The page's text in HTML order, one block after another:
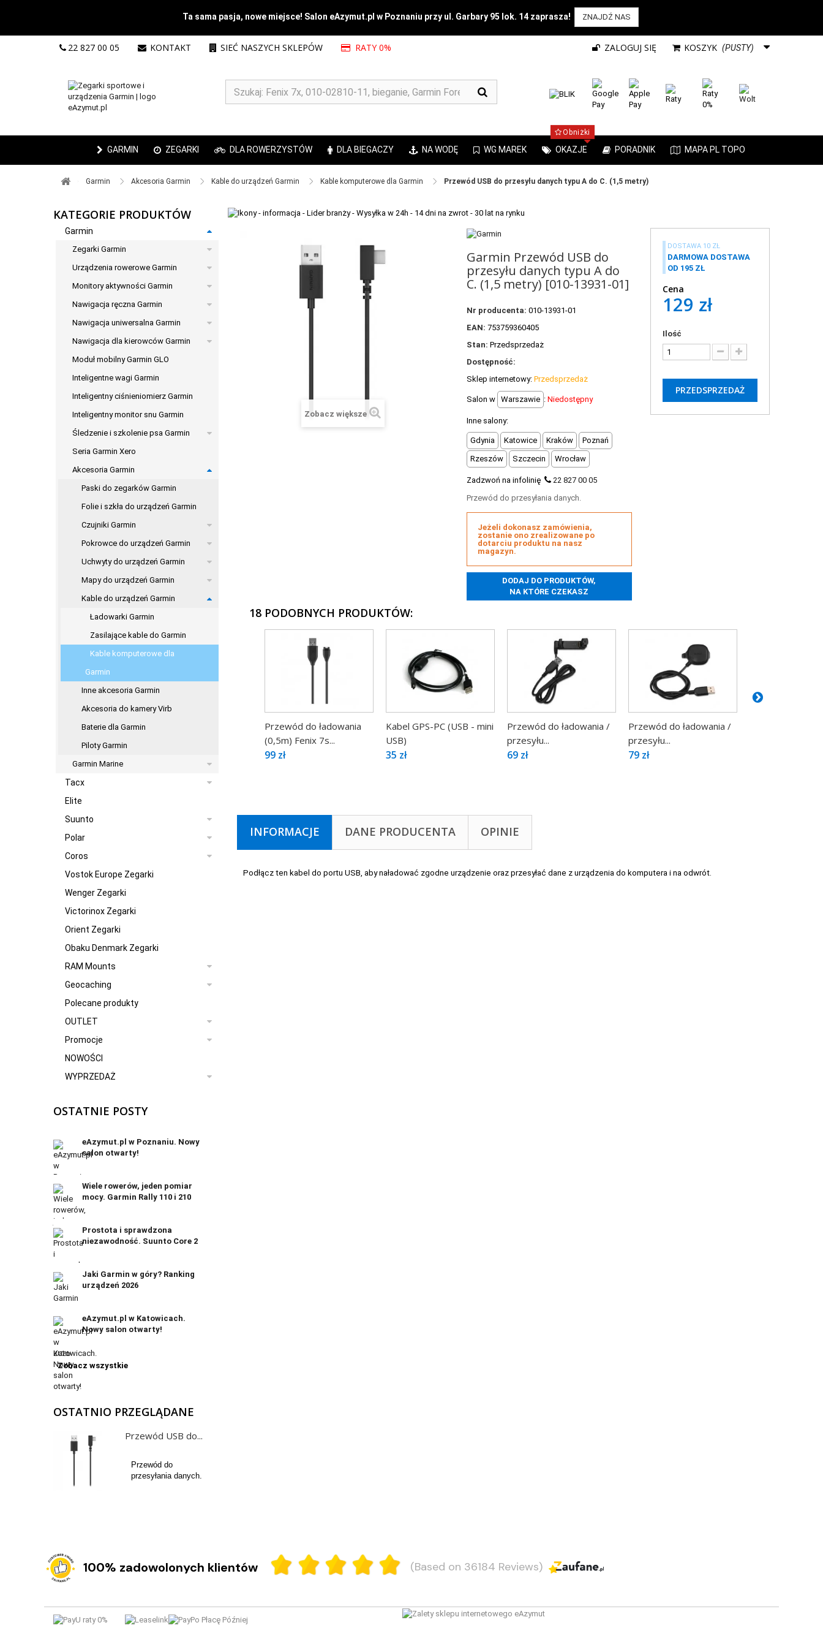
Ta sama pasja, nowe miejsce! Salon eAzymut.pl w Poznaniu przy ul. Garbary 95 lok. 14 zaprasza! ZNAJDŹ NAS
KOSZYK (PUSTY)
ZALOGUJ SIĘ
22 827 00 05 KONTAKT SIEĆ NASZYCH SKLEPÓW RATY 0%
GARMIN ZEGARKI DLA ROWERZYSTÓW DLA BIEGACZY NA WODĘ WG MAREK OKAZJE
Obniżki
PORADNIK MAPA PL TOPO
Garmin ​ Akcesoria Garmin ​ Kable do urządzeń Garmin ​ Kable komputerowe dla Garmin ​ Przewód USB do przesyłu danych typu A do C. (1,5 metry)
KATEGORIE PRODUKTÓW
Garmin
Zegarki Garmin
Urządzenia rowerowe Garmin
Monitory aktywności Garmin
Nawigacja ręczna Garmin
Nawigacja uniwersalna Garmin
Nawigacja dla kierowców Garmin
Moduł mobilny Garmin GLO
Inteligentne wagi Garmin
Inteligentny ciśnieniomierz Garmin
Inteligentny monitor snu Garmin
Śledzenie i szkolenie psa Garmin
Seria Garmin Xero
Akcesoria Garmin
Paski do zegarków Garmin
Folie i szkła do urządzeń Garmin
Czujniki Garmin
Pokrowce do urządzeń Garmin
Uchwyty do urządzeń Garmin
Mapy do urządzeń Garmin
Kable do urządzeń Garmin
Ładowarki Garmin
Zasilające kable do Garmin
Kable komputerowe dla
Garmin
Inne akcesoria Garmin
Akcesoria do kamery Virb
Baterie dla Garmin
Piloty Garmin
Garmin Marine
Tacx
Elite
Suunto
Polar
Coros
Vostok Europe Zegarki
Wenger Zegarki
Victorinox Zegarki
Orient Zegarki
Obaku Denmark Zegarki
RAM Mounts
Geocaching
Polecane produkty
OUTLET
Promocje
NOWOŚCI
WYPRZEDAŻ
OSTATNIE POSTY
eAzymut.pl w Poznaniu. Nowy
salon otwarty!
Wiele rowerów, jeden pomiar
mocy. Garmin Rally 110 i 210
Prostota i sprawdzona
niezawodność. Suunto Core 2
Jaki Garmin w góry? Ranking
urządzeń 2026
eAzymut.pl w Katowicach.
Nowy salon otwarty!
Zobacz wszystkie
OSTATNIO PRZEGLĄDANE
Przewód USB do...
Przewód do
przesyłania danych.
Zobacz większe
Garmin Przewód USB do
przesyłu danych typu A do
C. (1,5 metry) [010-13931-01]
Nr producenta: 010-13931-01
EAN: 753759360405
Stan: Przedsprzedaż
Dostępność:
Sklep internetowy: Przedsprzedaż
Salon w Warszawie : Niedostępny
Inne salony:
Gdynia Katowice Kraków
Poznań
Rzeszów
Szczecin Wrocław
Zadzwoń na infolinię
22 827 00 05
Przewód do przesyłania danych.
Jeżeli dokonasz zamówienia,
zostanie ono zrealizowane po
dotarciu produktu na nasz
magazyn.
DOSTAWA 10 ZŁ
DARMOWA DOSTAWA
OD 195 ZŁ
Cena
129 zł
Ilość
PRZEDSPRZEDAŻ
18 PODOBNYCH PRODUKTÓW:
Przewód do ładowania
(0,5m) Fenix 7s...
99 zł
Kabel GPS-PC (USB - mini
USB)
35 zł
Przewód do ładowania /
przesyłu...
69 zł
Przewód do ładowania /
przesyłu...
79 zł
INFORMACJE DANE PRODUCENTA OPINIE
Podłącz ten kabel do portu USB, aby naładować zgodne urządzenie oraz przesyłać dane z urządzenia do komputera i na odwrót.
100% zadowolonych klientów (Based on 36184 Reviews)